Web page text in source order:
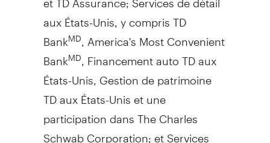
aux États-Unis, y compris TD
BankMD , America's Most Convenient
BankMD , Financement auto TD aux
États-Unis, Gestion depatrimoine
TD aux États-Unis et une
participation dans The Charles
Schwab Corporation; et Services